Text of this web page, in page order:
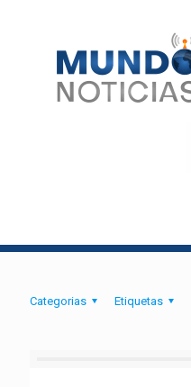
Categorias Etiquetas